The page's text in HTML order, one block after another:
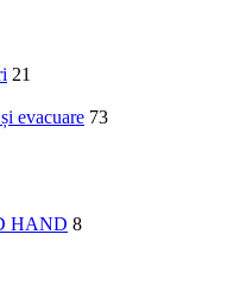
21
evacuare 73
HAND 8